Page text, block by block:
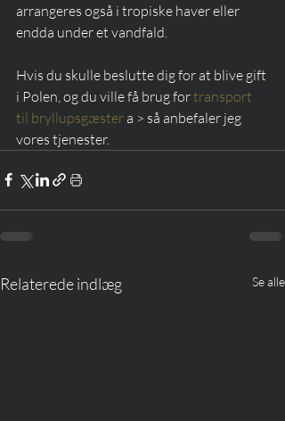
arrangeres også i tropiske haver eller
endda under et vandfald.
Hvis du skulle beslutte dig for at blive gift
i Polen, og du ville få brug for transport
til bryllupsgæster a > så anbefaler jeg
vores tjenester.
Relaterede indlæg Se alle